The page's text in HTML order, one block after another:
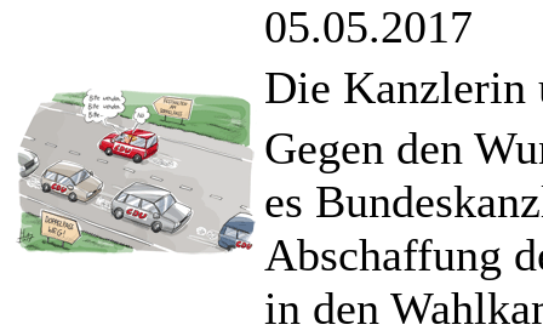
05.05.2017
Die Kanzlerin
Gegen den
es
Abschaffung
in den